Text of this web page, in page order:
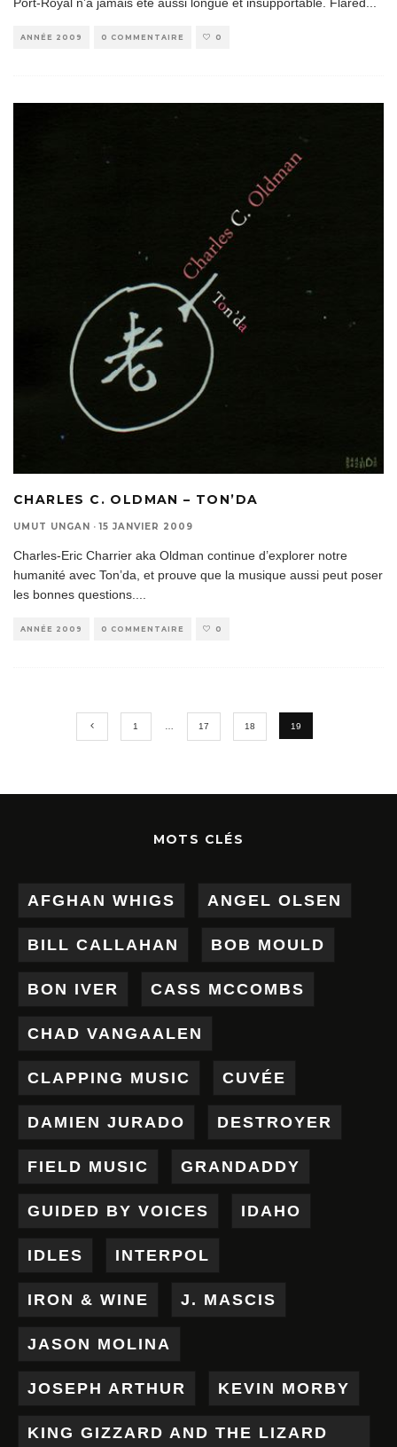
ANNÉE 2009 0 COMMENTAIRE 0
CHARLES C. OLDMAN – TON’DA
UMUT UNGAN · 15 JANVIER 2009
Charles-Eric Charrier aka Oldman continue d’explorer notre
humanité avec Ton’da, et prouve que la musique aussi peut poser
les bonnes questions.
ANNÉE 2009 0 COMMENTAIRE 0
1 17 18 19
MOTS CLÉS
AFGHAN WHIGS ANGEL OLSEN
BILL CALLAHAN BOB MOULD
BON IVER CASS MCCOMBS
CHAD VANGAALEN
CLAPPING MUSIC CUVÉE
DAMIEN JURADO DESTROYER
FIELD MUSIC GRANDADDY
GUIDED BY VOICES IDAHO
IDLES INTERPOL
IRON & WINE J. MASCIS
JASON MOLINA
JOSEPH ARTHUR KEVIN MORBY
KING GIZZARD AND THE LIZARD